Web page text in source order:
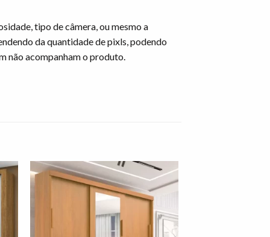
tipo de câmera, ou mesmo a
da quantidade de pixls, podendo
não acompanham o produto.
Adicionar
à lista de
desejos"